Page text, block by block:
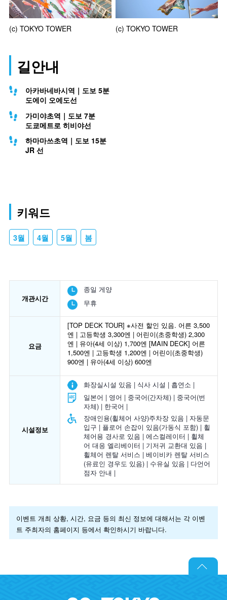
(c) TOKYO TOWER (c) TOKYO TOWER
길안내
아카바네바시역｜도보 5분
도에이 오에도선
가미야초역｜도보 7분
도쿄메트로 히비야선
하마마쓰초역｜도보 15분
JR 선
키워드
3월 4월 5월 봄
개관시간
종일 게양
무휴
요금
[TOP DECK TOUR] ※사전 할인 있음. 어른 3,500
엔 | 고등학생 3,300엔 | 어린이(초중학생) 2,300
엔 | 유아(4세 이상) 1,700엔 [MAIN DECK] 어른
1,500엔 | 고등학생 1,200엔 | 어린이(초중학생)
900엔 | 유아(4세 이상) 600엔
시설정보
화장실시설 있음 | 식사 시설 | 흡연소 |
일본어 | 영어 | 중국어(간자체) | 중국어(번
자체) | 한국어 |
장애인용(휠체어 사양)주차장 있음 | 자동문
입구 | 플로어 손잡이 있음(가동식 포함) | 휠
체어용 경사로 있음 | 에스컬레이터 | 휠체
어 대응 엘리베이터 | 기저귀 교환대 있음 |
휠체어 렌탈 서비스 | 베이비카 렌탈 서비스
(유료인 경우도 있음) | 수유실 있음 | 다언어
점자 안내 |
이벤트 개최 상황, 시간, 요금 등의 최신 정보에 대해서는 각 이벤
트 주최자의 홈페이지 등에서 확인하시기 바랍니다.